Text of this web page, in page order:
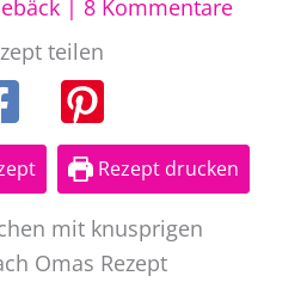
| 8 Kommentare
teilen
Rezept drucken
mit knusprigen
Omas Rezept